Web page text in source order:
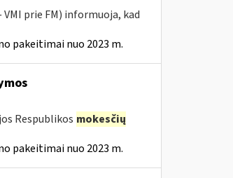
prie FM) informuoja, kad
pakeitimai nuo 2023 m.
Respublikos mokesčių
pakeitimai nuo 2023 m.